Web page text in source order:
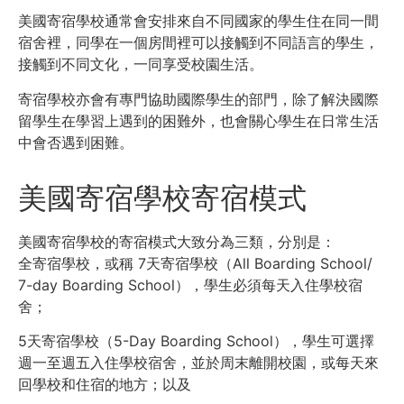
美國寄宿學校通常會安排來自不同國家的學生住在同一間
宿舍裡，同學在一個房間裡可以接觸到不同語言的學生，
接觸到不同文化，一同享受校園生活。
寄宿學校亦會有專門協助國際學生的部門，除了解決國際
留學生在學習上遇到的困難外，也會關心學生在日常生活
中會否遇到困難。
美國寄宿學校寄宿模式
美國寄宿學校的寄宿模式大致分為三類，分別是：
全寄宿學校，或稱 7天寄宿學校（All Boarding School/
7-day Boarding School），學生必須每天入住學校宿
舍；
5天寄宿學校（5-Day Boarding School），學生可選擇
週一至週五入住學校宿舍，並於周末離開校園，或每天來
回學校和住宿的地方；以及